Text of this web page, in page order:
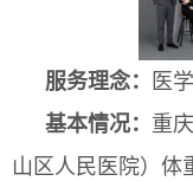
服务理念： 医
基本情况： 重
山区人民医院） 体